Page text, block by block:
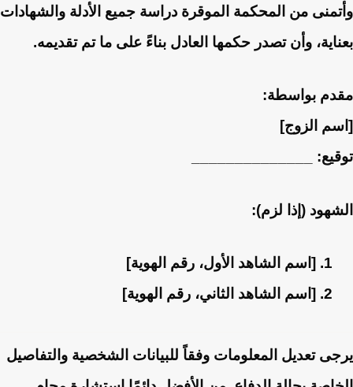
وأتمنى من المحكمة الموقرة دراسة جميع الأدلة والشهادات
بعناية، وأن تصدر حكمها العادل بناءً على ما تم تقديمه.
مقدم بواسطة:
[اسم الزوج]
توقيع: ______________
الشهود (إذا لزم):
[اسم الشاهد الأول، رقم الهوية]
[اسم الشاهد الثاني، رقم الهوية]
يرجى تعديل المعلومات وفقاً للبيانات الشخصية والتفاصيل